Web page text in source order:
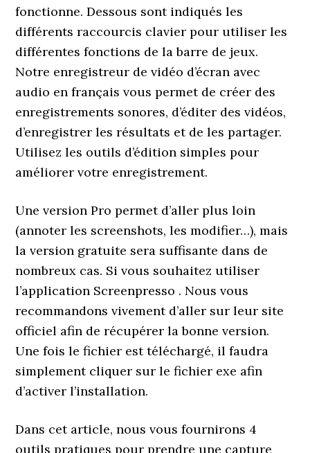
fonctionne. Dessous sont indiqués les
différents raccourcis clavier pour utiliser les
différentes fonctions de la barre de jeux.
Notre enregistreur de vidéo d’écran avec
audio en français vous permet de créer des
enregistrements sonores, d’éditer des vidéos,
d’enregistrer les résultats et de les partager.
Utilisez les outils d’édition simples pour
améliorer votre enregistrement.
Une version Pro permet d’aller plus loin
(annoter les screenshots, les modifier…), mais
la version gratuite sera suffisante dans de
nombreux cas. Si vous souhaitez utiliser
l’application Screenpresso . Nous vous
recommandons vivement d’aller sur leur site
officiel afin de récupérer la bonne version.
Une fois le fichier est téléchargé, il faudra
simplement cliquer sur le fichier exe afin
d’activer l’installation.
Dans cet article, nous vous fournirons 4
outils pratiques pour prendre une capture